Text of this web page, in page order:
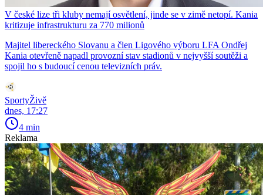
V české lize tři kluby nemají osvětlení, jinde se v zimě netopí. Kania
kritizuje infrastrukturu za 770 milionů
Majitel libereckého Slovanu a člen Ligového výboru LFA Ondřej
Kania otevřeně napadl provozní stav stadionů v nejvyšší soutěži a
spojil ho s budoucí cenou televizních práv.
SportyŽivě
dnes, 17:27
4 min
Reklama